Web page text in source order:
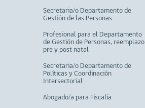
Secretaria/o Departamento de
Gestión de las Personas
Profesional para el Departamento
de Gestión de Personas, reemplazo
pre y post natal
Secretaria/o Departamento de
Políticas y Coordinación
Intersectorial
Abogado/a para Fiscalía